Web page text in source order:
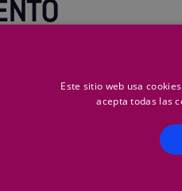
sobre la metrología en el
de un sistema industrial? La
en un papel.
medidas precisas son
hacer la diferencia entre el
Este sitio web usa
acepta todas las